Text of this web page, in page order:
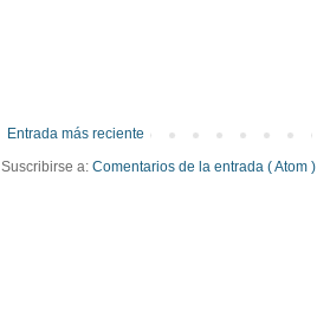
Entrada más reciente
Suscribirse a: Comentarios de la entrada ( Atom )